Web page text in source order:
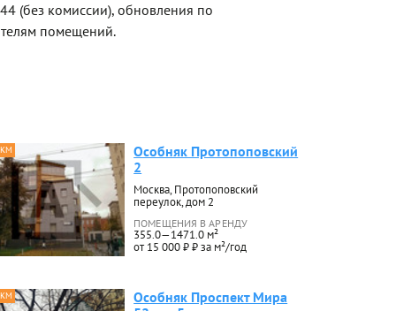
(без комиссии), обновления по
помещений.
Особняк Протопоповский
2
Москва, Протопоповский
переулок, дом 2
ПОМЕЩЕНИЯ В АРЕНДУ
355.0—1471.0 м²
от 15 000 ₽ ₽ за м²/год
Особняк Проспект Мира